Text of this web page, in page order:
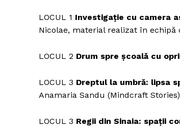
LOCUL 1 Investigație cu camera
Nicolae, material realizat în echipă
LOCUL 2 Drum spre școală cu
LOCUL 3 Dreptul la umbră: lipsa
Anamaria Sandu (Mindcraft Stories)
LOCUL 3 Regii din Sinaia: spații